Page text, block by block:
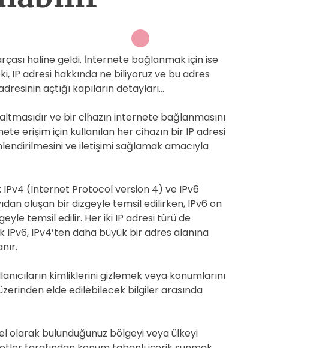
haline geldi. İnternete bağlanmak için ise
IP adresi hakkında ne biliyoruz ve bu adres
açtığı kapıların detayları…
ve bir cihazın internete bağlanmasını
erişim için kullanılan her cihazın bir IP adresi
ve iletişimi sağlamak amacıyla
IPv4 (Internet Protocol version 4) ve IPv6
oluşan bir dizgeyle temsil edilirken, IPv6 on
temsil edilir. Her iki IP adresi türü de
IPv4’ten daha büyük bir adres alanına
kimliklerini gizlemek veya konumlarını
elde edilebilecek bilgiler arasında
olarak bulunduğunuz bölgeyi veya ülkeyi